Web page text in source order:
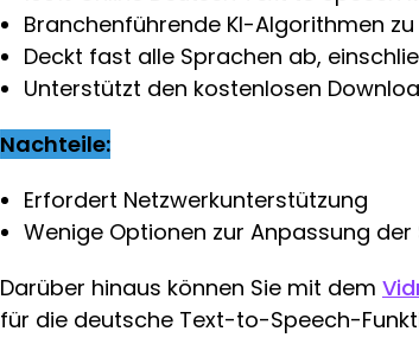
Branchenführende KI-Algorithmen
Deckt fast alle Sprachen ab,
Unterstützt den kostenlosen
Nachteile:
Erfordert Netzwerkunterstützung
Wenige Optionen zur Anpassung der
Darüber hinaus können Sie mit dem
für die deutsche Text-to-Speech-